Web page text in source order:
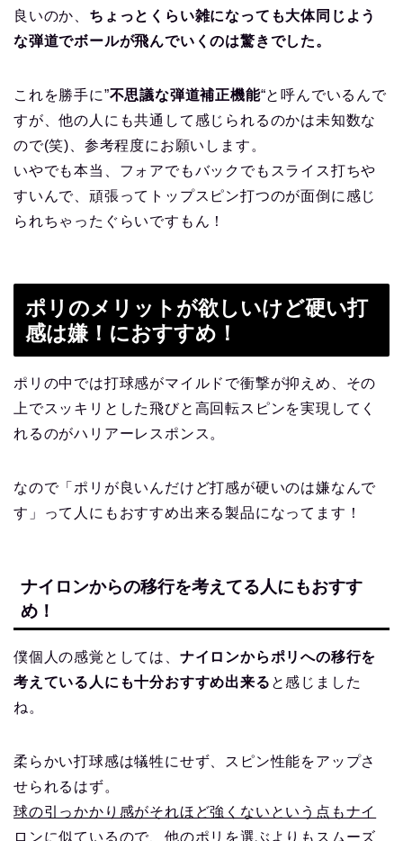
良いのか、 ちょっとくらい雑になっても大体同じよう
な弾道でボールが飛んでいくのは驚きでした。
これを勝手に”不思議な弾道補正機能“と呼んでいるんで
すが、他の人にも共通して感じられるのかは未知数な
ので(笑)、参考程度にお願いします。
いやでも本当、フォアでもバックでもスライス打ちや
すいんで、頑張ってトップスピン打つのが面倒に感じ
られちゃったぐらいですもん！
ポリのメリットが欲しいけど硬い打
感は嫌！におすすめ！
ポリの中では打球感がマイルドで衝撃が抑えめ、その
上でスッキリとした飛びと高回転スピンを実現してく
れるのがハリアーレスポンス。
なので「ポリが良いんだけど打感が硬いのは嫌なんで
す」って人にもおすすめ出来る製品になってます！
ナイロンからの移行を考えてる人にもおすす
め！
僕個人の感覚としては、 ナイロンからポリへの移行を
考えている人にも十分おすすめ出来る と感じました
ね。
柔らかい打球感は犠牲にせず、スピン性能をアップさ
せられるはず。
球の引っかかり感がそれほど強くないという点もナイ
ロンに似ているので、他のポリを選ぶよりもスムーズ